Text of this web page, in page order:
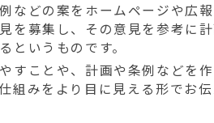
どの案をホームページや広報
を募集し、その意見を参考に
いうものです。
ことや、計画や条例などを
組みをより目に見える形でお